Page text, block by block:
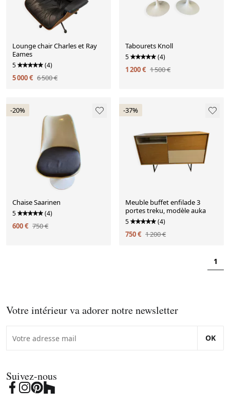
Lounge chair Charles et Ray
Eames
5 (4)
5 000 € 6 500 €
Tabourets Knoll
5 (4)
1 200 € 1 500 €
-20%
Chaise Saarinen
5 (4)
600 € 750 €
-37%
Meuble buffet enfilade 3
portes treku, modèle auka
5 (4)
750 € 1 200 €
1
Votre intérieur va adorer notre newsletter
OK
Suivez-nous